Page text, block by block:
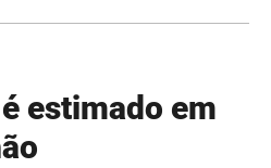
estimado em